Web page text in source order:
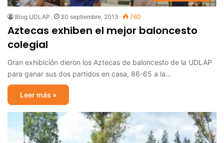
Blog UDLAP 30 septiembre, 2013 760
Aztecas exhiben el mejor baloncesto
colegial
Gran exhibición dieron los Aztecas de baloncesto de la UDLAP
para ganar sus dos partidos en casa, 86-65 a la…
Leer más »